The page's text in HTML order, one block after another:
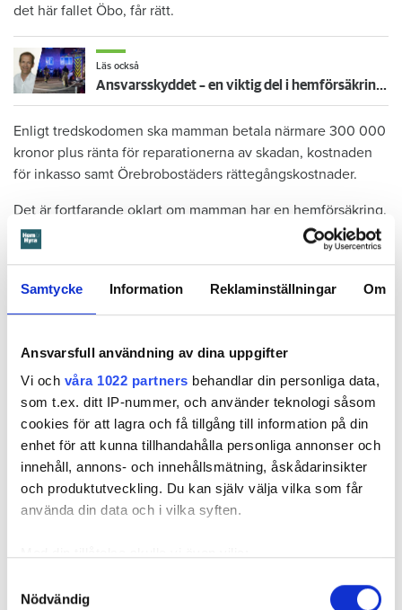
Samtycke Information Reklaminställningar Om
Ansvarsfull användning av dina uppgifter
Vi och våra 1022 partners behandlar din personliga data,
som t.ex. ditt IP-nummer, och använder teknologi såsom
cookies för att lagra och få tillgång till information på din
enhet för att kunna tillhandahålla personliga annonser och
innehåll, annons- och innehållsmätning, åskådarinsikter
och produktutveckling. Du kan själv välja vilka som får
använda din data och i vilka syften.
som kan ha en noggrannhet på upp till flera meter
Nödvändig
det här fallet Öbo, får rätt.
Läs också
Ansvarsskyddet – en viktig del i hemförsäkringen
Enligt tredskodomen ska mamman betala närmare 300 000
kronor plus ränta för reparationerna av skadan, kostnaden
för inkasso samt Örebrobostäders rättegångskostnader.
Det är fortfarande oklart om mamman har en hemförsäkring.
Anna Rytterbrant
anna.rytterbrant@hemhyra.se
010- 45 916 01
MISSA INGET FRÅN HEM & HYRA.Tryck härför att följa oss på
Facebook.
600 kronor dyrare att bo efter vattenskada i Varberg
Ansvarsskyddet – en viktig del i hemförsäkringen